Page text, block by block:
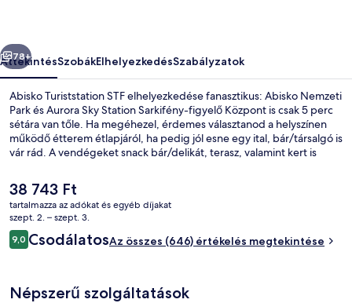
Következő
78+
ÁttekintésSzobákElhelyezkedésSzabályzatok
Abisko Turiststation STF elhelyezkedése fanasztikus: Abisko Nemzeti
Park és Aurora Sky Station Sarkifény-figyelő Központ is csak 5 perc
sétára van tőle. Ha megéhezel, érdemes választanod a helyszínen
működő étterem étlapjáról, ha pedig jól esne egy ital, bár/társalgó is
vár rád. A vendégeket snack bár/delikát, terasz, valamint kert is
jellemzőit: segítőkész személyzet.
A
jelenlegi
ár
38 743 Ft
38 743 Ft
tartalmazza az adókat és egyéb díjakat
szept. 2. – szept. 3.
Értékelések
9,09,0 ennyiből: 10
CsodálatosAz összes (646) értékelés megtekintése
Népszerű szolgáltatások